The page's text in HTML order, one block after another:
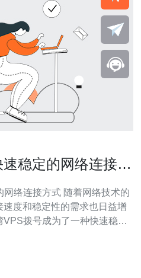
稳定的网络连接方
式 随着网络技术的
度和稳定性的需求也日益增
拨号成为了一种快速稳定
湾VPS拨号是一